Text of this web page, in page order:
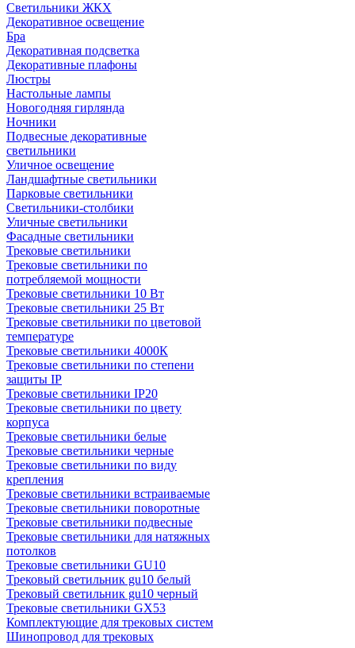
Светильники ЖКХ
Декоративное освещение
Бра
Декоративная подсветка
Декоративные плафоны
Люстры
Настольные лампы
Новогодняя гирлянда
Ночники
Подвесные декоративные
светильники
Уличное освещение
Ландшафтные светильники
Парковые светильники
Светильники-столбики
Уличные светильники
Фасадные светильники
Трековые светильники
Трековые светильники по
потребляемой мощности
Трековые светильники 10 Вт
Трековые светильники 25 Вт
Трековые светильники по цветовой
температуре
Трековые светильники 4000К
Трековые светильники по степени
защиты IP
Трековые светильники IP20
Трековые светильники по цвету
корпуса
Трековые светильники белые
Трековые светильники черные
Трековые светильники по виду
крепления
Трековые светильники встраиваемые
Трековые светильники поворотные
Трековые светильники подвесные
Трековые светильники для натяжных
потолков
Трековые светильники GU10
Трековый светильник gu10 белый
Трековый светильник gu10 черный
Трековые светильники GX53
Комплектующие для трековых систем
Шинопровод для трековых